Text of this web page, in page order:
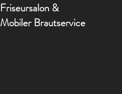
Friseursalon &
Mobiler Brautservice